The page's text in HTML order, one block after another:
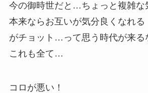
今の御時世だと…ちょっと複雑な
本来ならお互いが気分良くなれる
がチョット…って思う時代が来
これも全て…
コロが悪い！